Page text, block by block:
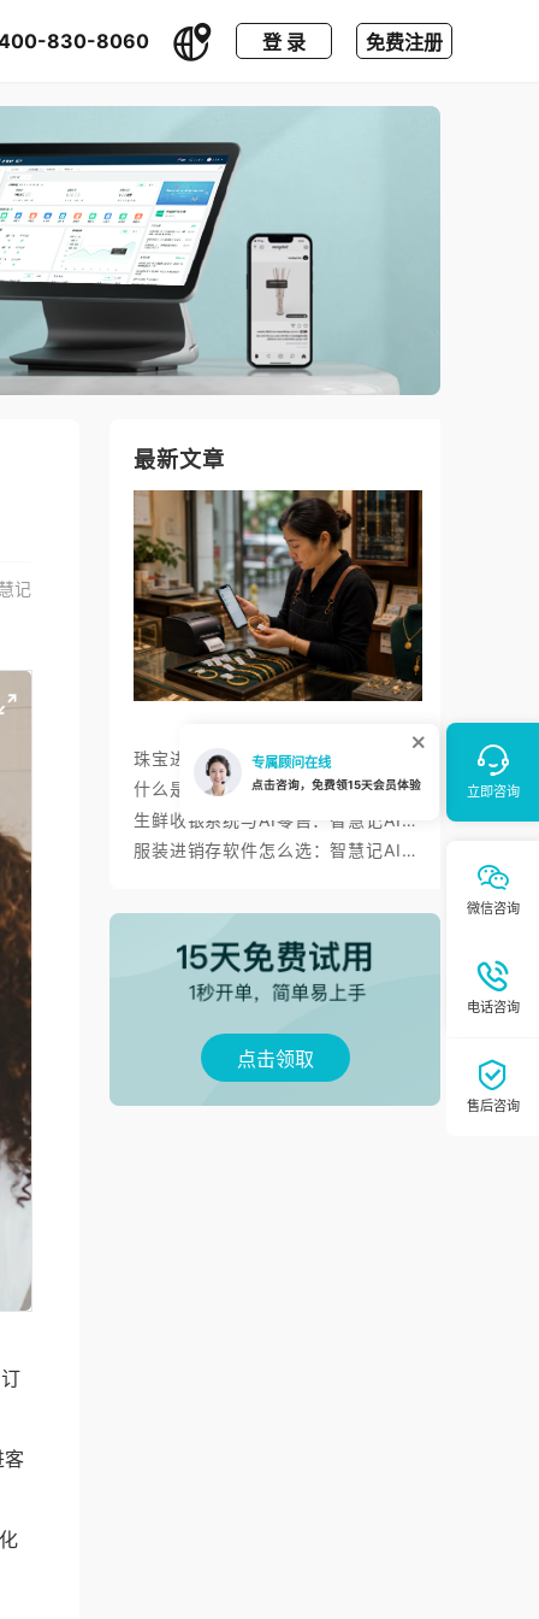
830-8060 登 录 免费注册
记
客
最新文章
什么是进销存？智慧记进销存帮小微商户理顺开单、库存与对账
生鲜收银系统与AI零售：智慧记AI零售称重收银、库存、会员经营方案
服装进销存软件怎么选：智慧记AI批量录入、齐色齐码开单与库存管理
点击领取